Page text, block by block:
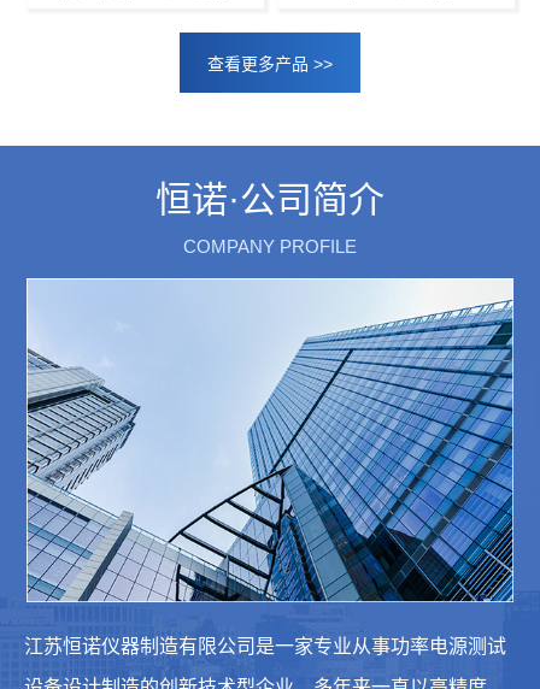
查看更多产品 >>
恒诺·公司简介
COMPANY PROFILE
江苏恒诺仪器制造有限公司是一家专业从事功率电源测试